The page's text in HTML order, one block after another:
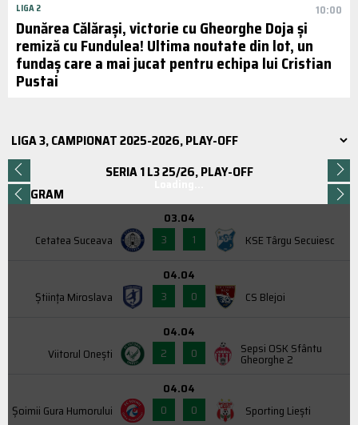
LIGA 2 10:00
Dunărea Călărași, victorie cu Gheorghe Doja și
remiză cu Fundulea! Ultima noutate din lot, un
fundaș care a mai jucat pentru echipa lui Cristian
Pustai
SERIA 1 L3 25/26, PLAY-OFF
PROGRAM
Cetatea Suceava
03.04
3
1 KSE Târgu Secuiesc
Știința Miroslava
04.04
3
0 CS Blejoi
Viitorul Onești
04.04
2
0 Sepsi OSK Sfântu
Gheorghe 2
Şoimii Gura Humorului
04.04
0
0 Sporting Liești